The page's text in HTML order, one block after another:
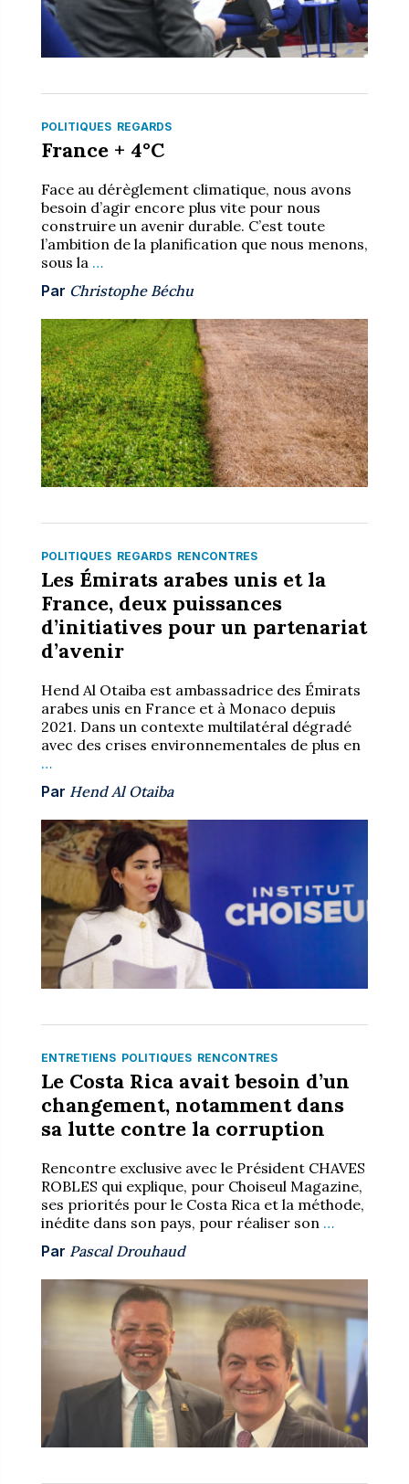
POLITIQUES REGARDS
France + 4°C
Face au dérèglement climatique, nous avons
besoin d’agir encore plus vite pour nous
construire un avenir durable. C’est toute
l’ambition de la planification que nous menons,
sous la …
Par Christophe Béchu
POLITIQUES REGARDS RENCONTRES
Les Émirats arabes unis et la
France, deux puissances
d’initiatives pour un partenariat
d’avenir
Hend Al Otaiba est ambassadrice des Émirats
arabes unis en France et à Monaco depuis
2021. Dans un contexte multilatéral dégradé
avec des crises environnementales de plus en
…
Par Hend Al Otaiba
ENTRETIENS POLITIQUES RENCONTRES
Le Costa Rica avait besoin d’un
changement, notamment dans
sa lutte contre la corruption
Rencontre exclusive avec le Président CHAVES
ROBLES qui explique, pour Choiseul Magazine,
ses priorités pour le Costa Rica et la méthode,
inédite dans son pays, pour réaliser son …
Par Pascal Drouhaud